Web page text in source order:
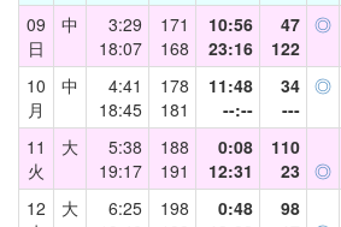
09
日
中
3:29
18:07
171
168
10:56
23:16
47
122
◎
10
月
中
4:41
18:45
178
181
11:48
--:--
34
---
◎
11
火
大
5:38
19:17
188
191
0:08
12:31
110
23 ◎
12
大
6:25
198
0:48
98